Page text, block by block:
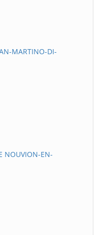
MARTINO-DI-
EN-